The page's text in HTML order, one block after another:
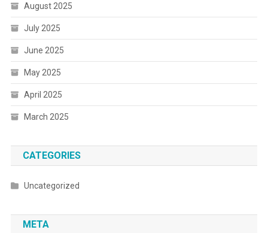
August 2025
July 2025
June 2025
May 2025
April 2025
March 2025
CATEGORIES
Uncategorized
META